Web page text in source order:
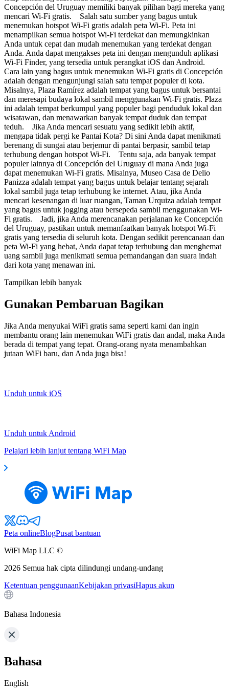
Concepción del Uruguay memiliki banyak pilihan bagi mereka yang
mencari Wi-Fi gratis. Salah satu sumber yang bagus untuk
menemukan hotspot Wi-Fi gratis adalah peta Wi-Fi. Peta ini
menampilkan semua hotspot Wi-Fi terdekat dan memungkinkan
Anda untuk cepat dan mudah menemukan yang terdekat dengan
Anda. Anda dapat mengakses peta ini dengan mengunduh aplikasi
Wi-Fi Finder, yang tersedia untuk perangkat iOS dan Android.
Cara lain yang bagus untuk menemukan Wi-Fi gratis di Concepción
adalah dengan mengunjungi salah satu tempat populer di kota.
Misalnya, Plaza Ramírez adalah tempat yang bagus untuk bersantai
dan meresapi budaya lokal sambil menggunakan Wi-Fi gratis. Plaza
ini adalah tempat berkumpul yang populer bagi penduduk lokal dan
wisatawan, dan menawarkan banyak tempat duduk dan tempat
teduh. Jika Anda mencari sesuatu yang sedikit lebih aktif,
mengapa tidak pergi ke Pantai Kota? Di sini Anda dapat menikmati
berenang di sungai atau berjemur di pantai berpasir, sambil tetap
terhubung dengan hotspot Wi-Fi. Tentu saja, ada banyak tempat
populer lainnya di Concepción del Uruguay di mana Anda juga
dapat menemukan Wi-Fi gratis. Misalnya, Museo Casa de Delio
Panizza adalah tempat yang bagus untuk belajar tentang sejarah
lokal sambil juga tetap terhubung ke internet. Atau, jika Anda
mencari kesenangan di luar ruangan, Taman Urquiza adalah tempat
yang bagus untuk jogging atau bersepeda sambil menggunakan Wi-
Fi gratis. Jadi, jika Anda merencanakan perjalanan ke Concepción
del Uruguay, pastikan untuk memanfaatkan banyak hotspot Wi-Fi
gratis yang tersedia di seluruh kota. Dengan sedikit perencanaan dan
peta Wi-Fi yang hebat, Anda dapat tetap terhubung dan menghemat
uang sambil juga menikmati semua pemandangan dan suara indah
dari kota yang menawan ini.
Tampilkan lebih banyak
Gunakan Pembaruan Bagikan
Jika Anda menyukai WiFi gratis sama seperti kami dan ingin
membantu orang lain menemukan WiFi gratis dan andal, maka Anda
berada di tempat yang tepat. Orang-orang nyata menambahkan
jutaan WiFi baru, dan Anda juga bisa!
Unduh untuk iOS
Unduh untuk Android
Pelajari lebih lanjut tentang WiFi Map
Peta onlineBlogPusat bantuan
WiFi Map LLC ©
2026 Semua hak cipta dilindungi undang-undang
Ketentuan penggunaanKebijakan privasiHapus akun
Bahasa Indonesia
Bahasa
English